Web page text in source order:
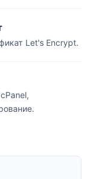
Let's Encrypt.